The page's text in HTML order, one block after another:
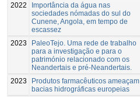
2022
Importância da água nas
sociedades nómadas do sul do
Cunene, Angola, em tempo de
escassez
2023
PaleoTejo. Uma rede de trabalho
para a investigação e para o
património relacionado com os
Neandertais e pré-Neandertais.
2023
Produtos farmacêuticos ameaçam
bacias hidrográficas europeias